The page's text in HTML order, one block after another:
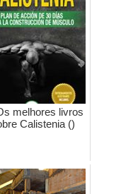
melhores livros
Calistenia ()